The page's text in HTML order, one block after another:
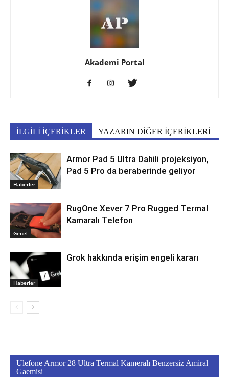
Akademi Portal
İLGİLİ İÇERİKLER YAZARIN DİĞER İÇERİKLERİ
Haberler
Armor Pad 5 Ultra Dahili projeksiyon,
Pad 5 Pro da beraberinde geliyor
Genel
RugOne Xever 7 Pro Rugged Termal
Kamaralı Telefon
Haberler
Grok hakkında erişim engeli kararı
Ulefone Armor 28 Ultra Termal Kameralı Benzersiz Amiral
Gaemisi